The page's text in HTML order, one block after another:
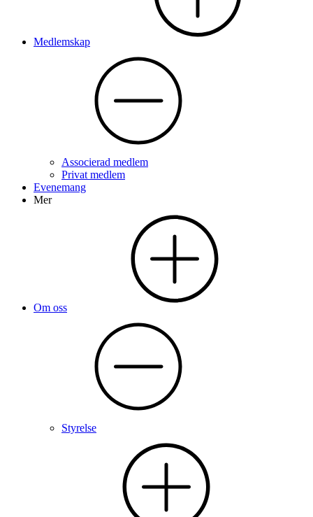
Medlemskap
Associerad medlem
Privat medlem
Evenemang
Mer
Om oss
Styrelse